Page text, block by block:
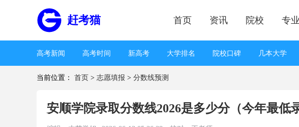
赶考猫 首页 资讯 院校 专业
高考新闻 高考时间 新高考 大学排名 院校口碑 几本大学
业 王牌专业 录取分数线 高考分数线
考生心理 学习方法 高考书籍 高考试卷 满分作文 高
当前位置： 首页 > 志愿填报 > 分数线预测
安顺学院录取分数线2026是多少分（今年最低